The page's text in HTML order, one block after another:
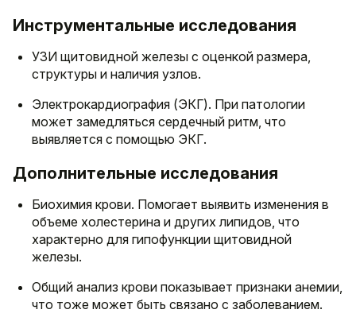
Инструментальные исследования
УЗИ щитовидной железы с оценкой размера,
структуры и наличия узлов.
Электрокардиография (ЭКГ). При патологии
может замедляться сердечный ритм, что
выявляется с помощью ЭКГ.
Дополнительные исследования
Биохимия крови. Помогает выявить изменения в
объеме холестерина и других липидов, что
характерно для гипофункции щитовидной
железы.
Общий анализ крови показывает признаки анемии,
что тоже может быть связано с заболеванием.